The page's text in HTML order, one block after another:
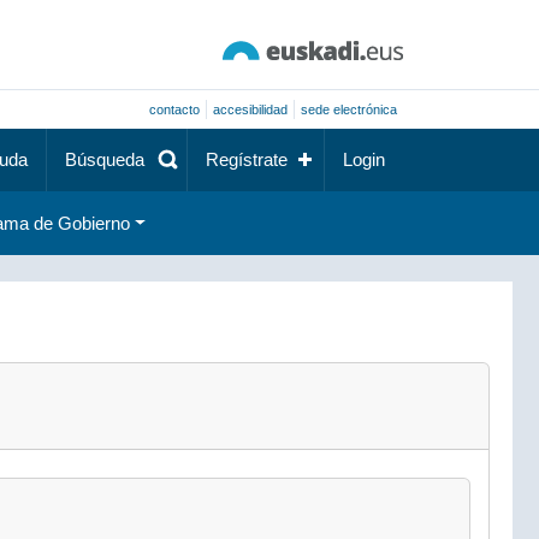
contacto accesibilidad sede electrónica
Búsqueda Regístrate Login
de Gobierno